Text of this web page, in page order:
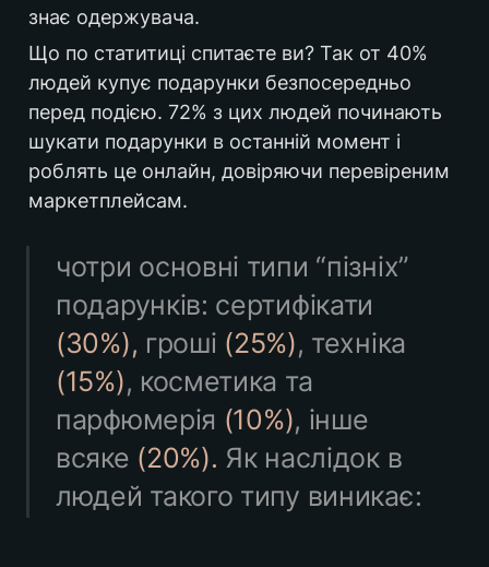
монограма та
корпоративна
палітра
скільки може коштувати така робота?
висновок
знає одержувача.
Що по статитиці спитаєте ви? Так от 40%
людей купує подарунки безпосередньо
перед подією. 72% з цих людей починають
шукати подарунки в останній момент і
роблять це онлайн, довіряючи перевіреним
маркетплейсам.
чотри основні типи “пізніх”
(30%), гроші (25%)
(15%), косметика та
парфюмерія (10%), інше
всяке (20%). Як наслідок в
людей такого типу виникає: